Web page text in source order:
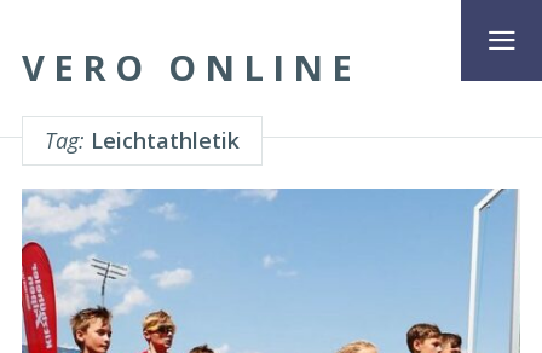
VERO ONLINE
Tag: Leichtathletik